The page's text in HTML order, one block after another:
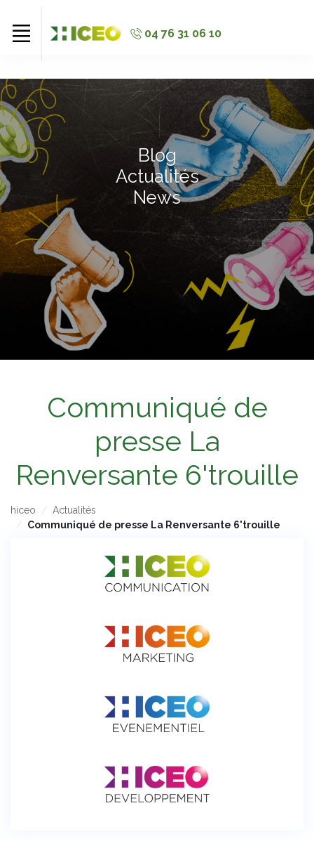
04 76 31 06 10
Blog
Actualités
News
Communiqué de
presse La
Renversante 6'trouille
hiceo
Actualités
Communiqué de presse La Renversante 6'trouille